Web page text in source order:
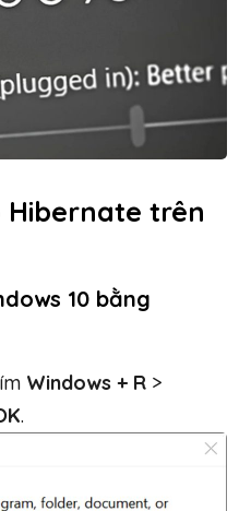
Hibernate trên
10 bằng
Windows + R >
.